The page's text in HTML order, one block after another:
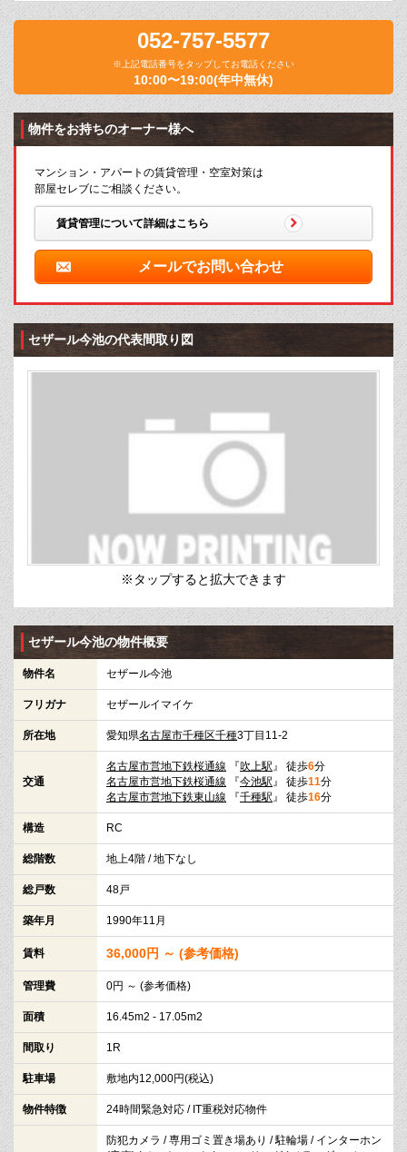
052-757-5577
※上記電話番号をタップしてお電話ください
10:00〜19:00(年中無休)
物件をお持ちのオーナー様へ
マンション・アパートの賃貸管理・空室対策は
部屋セレブにご相談ください。
賃貸管理について詳細はこちら
メールでお問い合わせ
セザール今池の代表間取り図
※タップすると拡大できます
セザール今池の物件概要
物件名 セザール今池
フリガナ セザールイマイケ
所在地 愛知県名古屋市千種区千種3丁目11-2
交通
名古屋市営地下鉄桜通線 『吹上駅 』 徒歩6分
名古屋市営地下鉄桜通線 『今池駅 』 徒歩11分
名古屋市営地下鉄東山線 『千種駅 』 徒歩16分
構造 RC
総階数 地上4階 / 地下なし
総戸数 48戸
築年月 1990年11月
賃料 36,000円 ～ (参考価格)
管理費 0円 ～ (参考価格)
面積 16.45m2 - 17.05m2
間取り 1R
駐車場 敷地内12,000円(税込)
物件特徴 24時間緊急対応 / IT重税対応物件
防犯カメラ / 専用ゴミ置き場あり / 駐輪場 / インターホン